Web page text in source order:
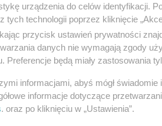
a patronów... nieznani
ŚLĄZAG powołał się
Wieczorka, a także były
nazwa wskazuje, co
urządzenia do celów identyfikacji.
tych technologii poprzez kliknięcie
przycisk ustawień prywatności
danych nie wymagają zgody
Preferencje będą miały zastosowania
informacjami, abyś mógł
informacje dotyczące
. oraz po kliknięciu w „Ustawienia”.